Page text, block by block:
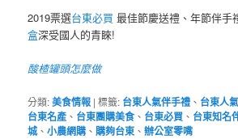
2019票選台東必買 最佳節慶送禮、年節伴手
盒深受國人的青睞!
酸楂罐頭怎麼做
分類:美食情報 |標籤: 台東人氣伴手禮 、 台東人
台東名產 、 台東團購美食 、 台東必買 、 台東知名
城 、小農網購 、 購夠台東 、辦公室零嘴